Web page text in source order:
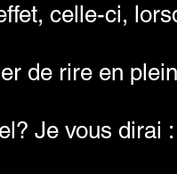
celle-ci,
de rire en
Je vous dirai